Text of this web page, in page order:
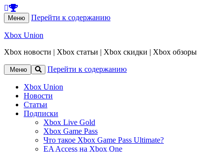
Меню Перейти к содержанию
Xbox Union
Xbox новости | Xbox статьи | Xbox скидки | Xbox обзоры
Меню Перейти к содержанию
Xbox Union
Новости
Статьи
Подписки
Xbox Live Gold
Xbox Game Pass
Что такое Xbox Game Pass Ultimate?
EA Access на Xbox One